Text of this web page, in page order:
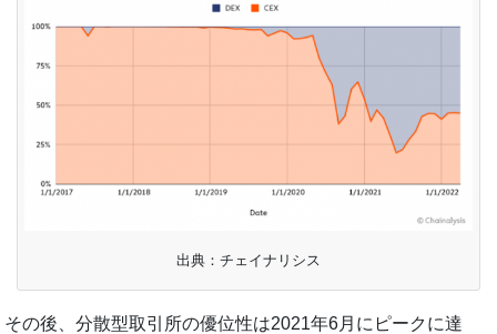
出典：チェイナリシス
その後、分散型取引所の優位性は2021年6月にピークに達